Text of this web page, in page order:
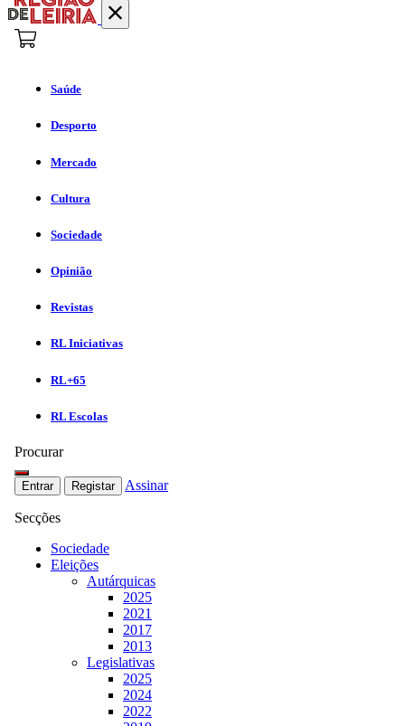
Saúde
Desporto
Mercado
Cultura
Sociedade
Opinião
Revistas
RL Iniciativas
RL+65
RL Escolas
Procurar
Entrar Registar Assinar
Secções
Sociedade
Eleições
Autárquicas
2025
2021
2017
2013
Legislativas
2025
2024
2022